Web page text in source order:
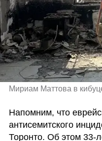
Мириам Маттова в
Напомним, что
антисемитского
Торонто. Об этом 33-